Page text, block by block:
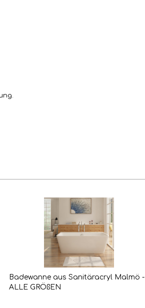
Badewanne aus Sanitäracryl Malmö -
ALLE GRÖßEN